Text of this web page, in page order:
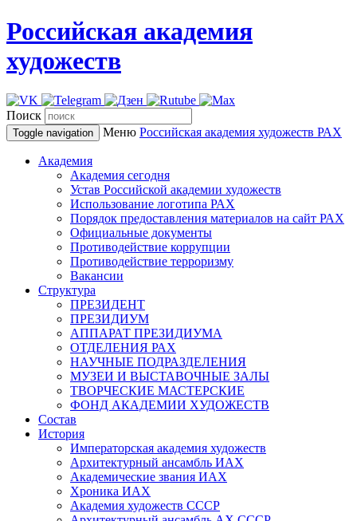
Российская академия
художеств
Поиск
Toggle navigation Меню Российская академия художеств РАХ
Академия
Академия сегодня
Устав Российской академии художеств
Использование логотипа РАХ
Порядок предоставления материалов на сайт РАХ
Официальные документы
Противодействие коррупции
Противодействие терроризму
Вакансии
Структура
ПРЕЗИДЕНТ
ПРЕЗИДИУМ
АППАРАТ ПРЕЗИДИУМА
ОТДЕЛЕНИЯ РАХ
НАУЧНЫЕ ПОДРАЗДЕЛЕНИЯ
МУЗЕИ И ВЫСТАВОЧНЫЕ ЗАЛЫ
ТВОРЧЕСКИЕ МАСТЕРСКИЕ
ФОНД АКАДЕМИИ ХУДОЖЕСТВ
Состав
История
Императорская академия художеств
Архитектурный ансамбль ИАХ
Академические звания ИАХ
Хроника ИАХ
Академия художеств СССР